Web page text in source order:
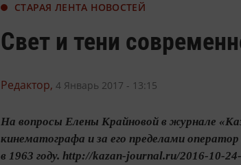
СТАРАЯ ЛЕНТА НОВОСТЕЙ
Свет и тени
Редактор, 4 Январь 2017 - 13:15
На вопросы Елены Крайновой в журнале
кинематографа и за его пределами
в 1963 году. http://kazan-journal.ru/2016-10-